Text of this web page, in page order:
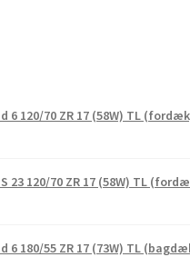
6 120/70 ZR 17 (58W) TL
23 120/70 ZR 17 (58W) TL
6 180/55 ZR 17 (73W) TL